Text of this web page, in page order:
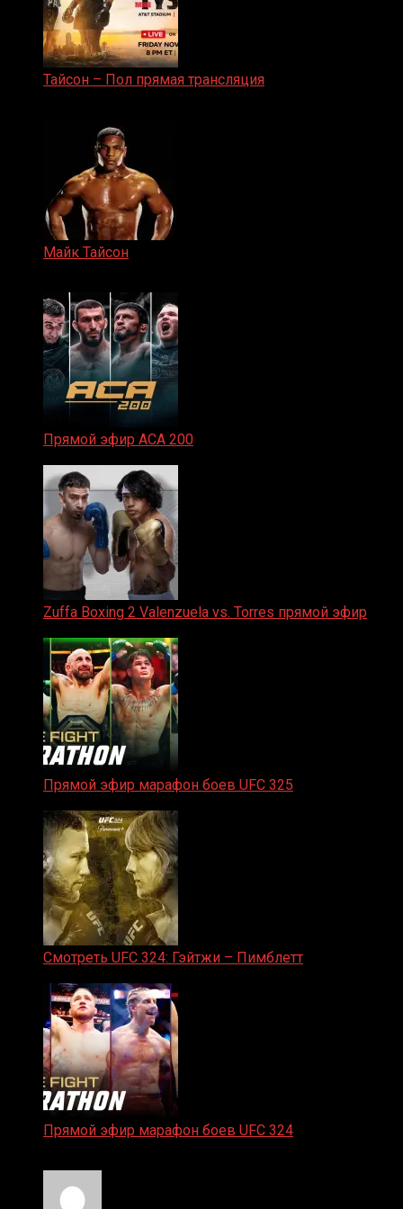
Тайсон – Пол прямая трансляция
Майк Тайсон
Прямой эфир ACA 200
Zuffa Boxing 2 Valenzuela vs. Torres прямой эфир
Прямой эфир марафон боев UFC 325
Смотреть UFC 324: Гэйтжи – Пимблетт
Прямой эфир марафон боев UFC 324